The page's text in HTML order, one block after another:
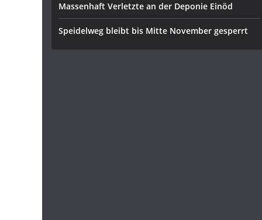
Massenhaft Verletzte an der Deponie Einöd
Speidelweg bleibt bis Mitte November gesperrt